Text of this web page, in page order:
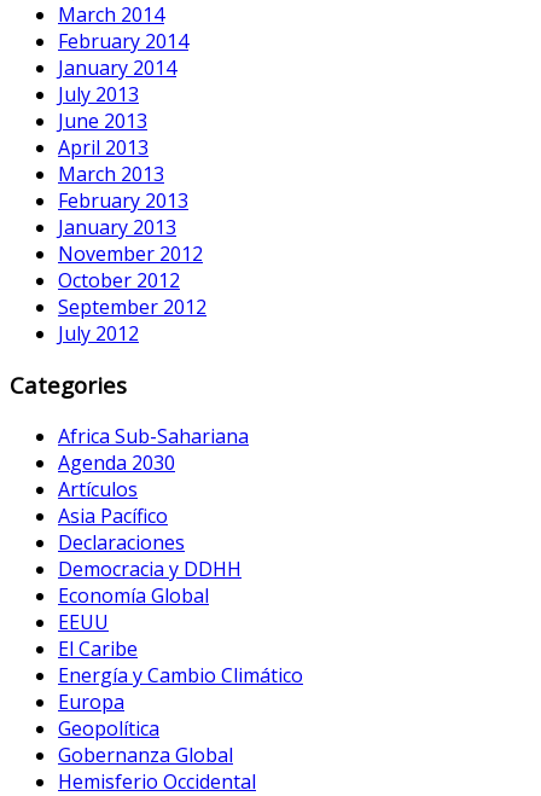
March 2014
February 2014
January 2014
July 2013
June 2013
April 2013
March 2013
February 2013
January 2013
November 2012
October 2012
September 2012
July 2012
Categories
Africa Sub-Sahariana
Agenda 2030
Artículos
Asia Pacífico
Declaraciones
Democracia y DDHH
Economía Global
EEUU
El Caribe
Energía y Cambio Climático
Europa
Geopolítica
Gobernanza Global
Hemisferio Occidental